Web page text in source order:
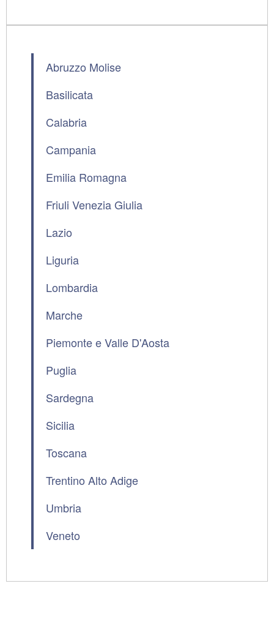
Abruzzo Molise
Basilicata
Calabria
Campania
Emilia Romagna
Friuli Venezia Giulia
Lazio
Liguria
Lombardia
Marche
Piemonte e Valle D'Aosta
Puglia
Sardegna
Sicilia
Toscana
Trentino Alto Adige
Umbria
Veneto